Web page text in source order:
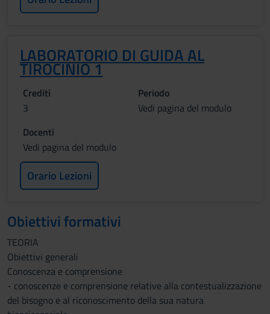
LABORATORIO DI GUIDA AL
TIROCINIO 1
Crediti
3
Periodo
Vedi pagina del modulo
Docenti
Vedi pagina del modulo
Orario Lezioni
Obiettivi formativi
TEORIA
Obiettivi generali
Conoscenza e comprensione
- conoscenze e comprensione relative alla contestualizzazione
del bisogno e al riconoscimento della sua natura